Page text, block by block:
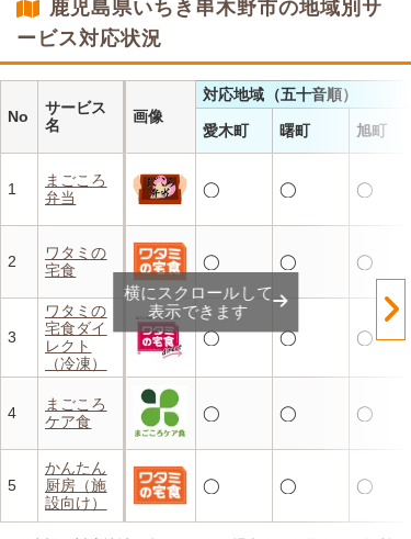
減を実現！温める
鹿児島県いちき串木野市の地域別サ
ービス対応状況
No
サービス
名
画像
対応地域（五十音順）
愛木町 曙町 旭町
1
まごころ
弁当
◯ ◯ ◯
2
ワタミの
宅食
◯ ◯ ◯
3
ワタミの
宅食ダイ
レクト
（冷凍）
◯ ◯ ◯
4
まごころ
ケア食
◯ ◯ ◯
5
かんたん
厨房（施
設向け）
◯ ◯ ◯
横にスクロールして
表示できます